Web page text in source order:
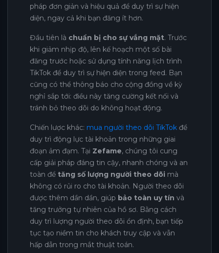
pháp đơn giản và hiệu quả để duy trì sự hiện
diện, ngay cả khi bạn đăng ít hơn.
Đầu tiên là chuẩn bị cho sự vắng mặt. Trước
khi giảm nhịp độ, lên kế hoạch một số bài
đăng trước hoặc sử dụng tính năng lịch trình
TikTok để duy trì sự hiện diện trong feed. Bạn
cũng có thể thông báo cho cộng đồng về kỳ
nghỉ sắp tới: điều này tăng cường kết nối và
tránh bỏ theo dõi do không hoạt động.
Chiến lược khác: mua người theo dõi TikTok để
duy trì động lực tài khoản trong những giai
đoạn ảm đạm. Tại Zefame, chúng tôi cung
cấp giải pháp đáng tin cậy, nhanh chóng và an
toàn để tăng số lượng người theo dõi mà
không có rủi ro cho tài khoản. Người theo dõi
được thêm dần dần, giúp bảo toàn uy tín và
tăng trưởng tự nhiên của hồ sơ. Bằng cách
duy trì lượng người theo dõi ổn định, bạn tiếp
tục tạo niềm tin cho khách truy cập và vẫn
hấp dẫn trong mắt thuật toán.